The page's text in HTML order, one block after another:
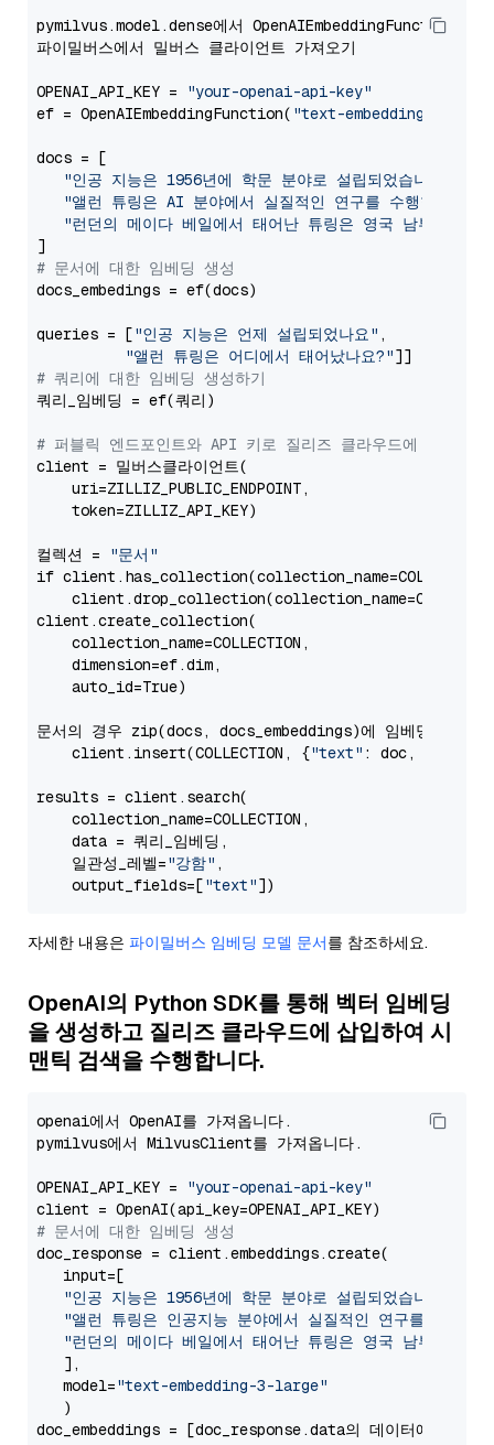
pymilvus.model.dense에서 OpenAIEmbeddingFunction을
파이밀버스에서 밀버스 클라이언트 가져오기
OPENAI_API_KEY =
"your-openai-api-key"
ef = OpenAIEmbeddingFunction( "text-embedding-3-
docs = [
"인공 지능은 1956년에 학문 분야로 설립되었습니다."
"앨런 튜링은 AI 분야에서 실질적인 연구를 수행한 최초
"런던의 메이다 베일에서 태어난 튜링은 영국 남부에서
# 문서에 대한 임베딩 생성
docs_embedings = ef(docs)
queries = ["인공 지능은 언제 설립되었나요" ,
"앨런 튜링은 어디에서 태어났나요?"
# 쿼리에 대한 임베딩 생성하기
쿼리_임베딩 = ef(쿼리)
# 퍼블릭 엔드포인트와 API 키로 질리즈 클라우드에 연결하기
client = 밀버스클라이언트(
    uri=ZILLIZ_PUBLIC_ENDPOINT,
    token=ZILLIZ_API_KEY)
컬렉션 =
"문서"
if
client.create_collection(
    collection_name=COLLECTION,
    dimension=ef.dim,
    auto_id=True)
문서의 경우 zip(docs, docs_embeddings)에 임베딩합니다:
    client.insert(COLLECTION, {
"text" : doc,
results = client.search(
    collection_name=COLLECTION,
    data = 쿼리_임베딩,
    일관성_레벨=
"강함" ,
    output_fields=[
"text"
자세한 내용은 파이밀버스 임베딩 모델 문서를 참조하세요.
OpenAI의 Python SDK를 통해 벡터 임베딩
을 생성하고 질리즈 클라우드에 삽입하여 시
맨틱 검색을 수행합니다.
openai에서 OpenAI를 가져옵니다.
pymilvus에서 MilvusClient를 가져옵니다.
OPENAI_API_KEY =
"your-openai-api-key"
# 문서에 대한 임베딩 생성
doc_response = client.embeddings.create(
   input=[
"인공 지능은 1956년에 학문 분야로 설립되었습니다."
"앨런 튜링은 인공지능 분야에서 실질적인 연구를 수행한
"런던의 메이다 베일에서 태어난 튜링은 영국 남부에서
   ],
   model=
"text-embedding-3-large"
   )
doc_embeddings = [doc_response.data의 데이터에 대한